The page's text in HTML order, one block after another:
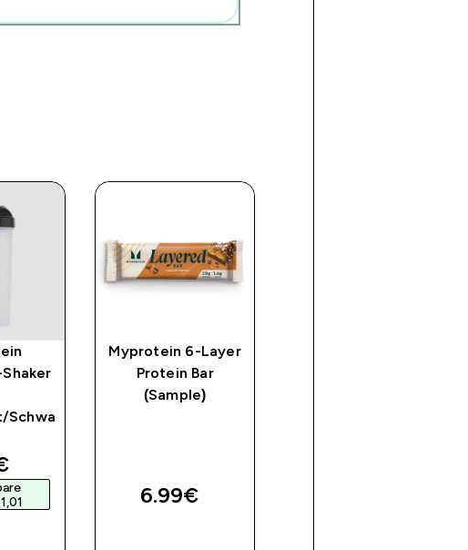
Schwa
price
Myprotein 6-Layer
Protein Bar
(Sample)
6.99€‎